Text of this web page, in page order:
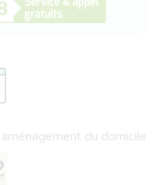
du domicile